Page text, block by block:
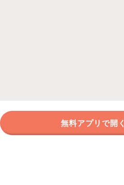
無料アプリで開く